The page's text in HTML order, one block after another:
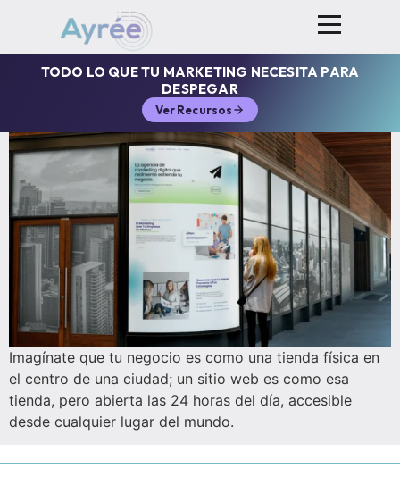
TODO LO QUE TU MARKETING NECESITA PARA
DESPEGAR
Ver Recursos
Imagínate que tu negocio es como una tienda física en
el centro de una ciudad; un sitio web es como esa
tienda, pero abierta las 24 horas del día, accesible
desde cualquier lugar del mundo.